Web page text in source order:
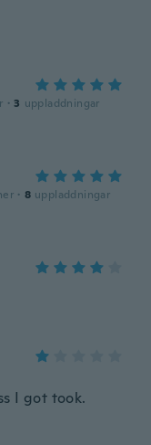
· 3 uppladdningar
· 8 uppladdningar
I got took.